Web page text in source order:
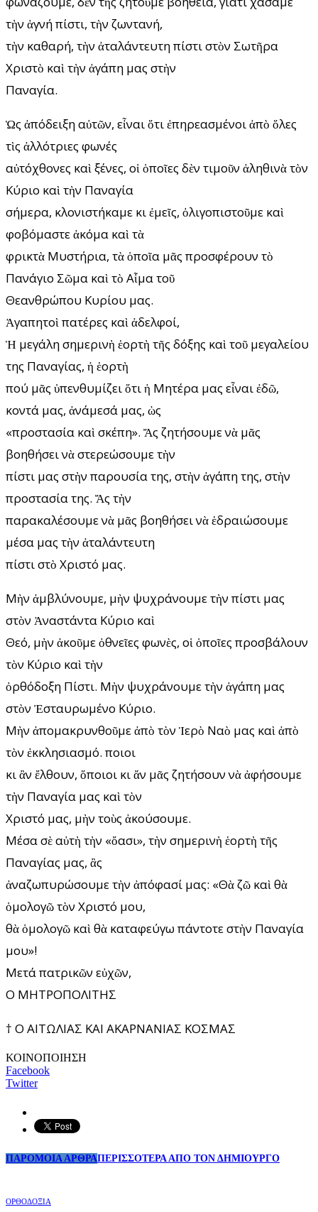
τὴν ἁγνή πίστι, τὴν ζωντανή,
τὴν καθαρή, τὴν ἀταλάντευτη πίστι στὸν Σωτῆρα
Χριστὸ καὶ τὴν ἀγάπη μας στὴν
Παναγία.
Ὡς ἀπόδειξη αὐτῶν, εἶναι ὅτι ἐπηρεασμένοι ἀπὸ ὅλες
τὶς ἀλλότριες φωνές
αὐτόχθονες καὶ ξένες, οἱ ὁποῖες δὲν τιμοῦν ἀληθινὰ τὸν
Κύριο καὶ τὴν Παναγία
σήμερα, κλονιστήκαμε κι ἐμεῖς, ὀλιγοπιστοῦμε καὶ
φοβόμαστε ἀκόμα καὶ τὰ
φρικτὰ Μυστήρια, τὰ ὁποῖα μᾶς προσφέρουν τὸ
Πανάγιο Σῶμα καὶ τὸ Αἷμα τοῦ
Θεανθρώπου Κυρίου μας.
Ἀγαπητοὶ πατέρες καὶ ἀδελφοί,
Ἡ μεγάλη σημερινὴ ἑορτὴ τῆς δόξης καὶ τοῦ μεγαλείου
της Παναγίας, ἡ ἑορτὴ
πού μᾶς ὑπενθυμίζει ὅτι ἡ Μητέρα μας εἶναι ἐδῶ,
κοντά μας, ἀνάμεσά μας, ὡς
«προστασία καὶ σκέπη». Ἄς ζητήσουμε νὰ μᾶς
βοηθήσει νὰ στερεώσουμε τὴν
πίστι μας στὴν παρουσία της, στὴν ἀγάπη της, στὴν
προστασία της. Ἄς τὴν
παρακαλέσουμε νὰ μᾶς βοηθήσει νὰ ἑδραιώσουμε
μέσα μας τὴν ἀταλάντευτη
πίστι στὸ Χριστό μας.
Μὴν ἀμβλύνουμε, μὴν ψυχράνουμε τὴν πίστι μας
στὸν Ἀναστάντα Κύριο καὶ
Θεό, μὴν ἀκοῦμε ὀθνεῖες φωνὲς, οἱ ὁποῖες προσβάλουν
τὸν Κύριο καὶ τὴν
ὀρθόδοξη Πίστι. Μὴν ψυχράνουμε τὴν ἀγάπη μας
στὸν Ἐσταυρωμένο Κύριο.
Μὴν ἀπομακρυνθοῦμε ἀπὸ τὸν Ἱερὸ Ναὸ μας καὶ ἀπὸ
τὸν ἐκκλησιασμό. Ὅποιοι
κι ἂν ἔλθουν, ὅποιοι κι ἄν μᾶς ζητήσουν νὰ ἀφήσουμε
τὴν Παναγία μας καὶ τὸν
Χριστό μας, μὴν τοὺς ἀκούσουμε.
Μέσα σὲ αὐτὴ τὴν «ὄασι», τὴν σημερινὴ ἑορτὴ τῆς
Παναγίας μας, ἂς
ἀναζωπυρώσουμε τὴν ἀπόφασί μας: «Θὰ ζῶ καὶ θὰ
ὁμολογῶ τὸν Χριστό μου,
θὰ ὁμολογῶ καὶ θὰ καταφεύγω πάντοτε στὴν Παναγία
μου»!
Μετά πατρικῶν εὐχῶν,
O ΜΗΤΡΟΠΟΛΙΤΗΣ
† Ο ΑΙΤΩΛΙΑΣ ΚΑΙ ΑΚΑΡΝΑΝΙΑΣ ΚΟΣΜΑΣ
ΚΟΙΝΟΠΟΙΗΣΗ
Facebook
Twitter
ΠΑΡΟΜΟΙΑ ΑΡΘΡΑΠΕΡΙΣΣΟΤΕΡΑ ΑΠΟ ΤΟΝ ΔΗΜΙΟΥΡΓΟ
ΟΡΘΟΔΟΞΙΑ